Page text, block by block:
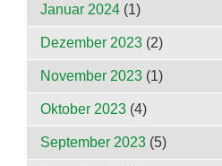
Januar 2024 (1)
Dezember 2023 (2)
November 2023 (1)
Oktober 2023 (4)
September 2023 (5)